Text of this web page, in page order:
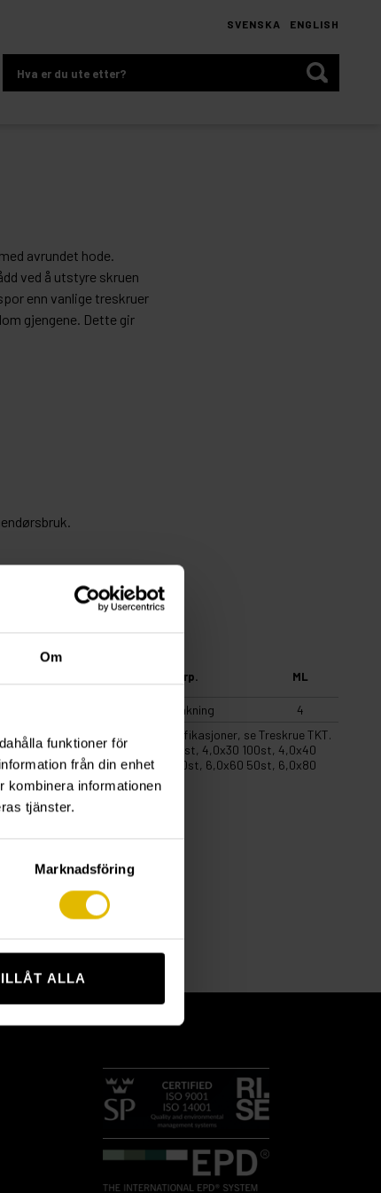
Om
funktioner för
från din enhet
kombinera informationen
tjänster.
Marknadsföring
ALLA
du
SVENSKA ENGLISH
avrundet hode.
ved å utstyre skruen
enn vanlige treskruer
gjengene. Dette gir
Forp. ML
Forpakning
4
er inkludert. For tekniske spesifikasjoner, se Treskrue TKT.
150st, 3,5x35 115st, 4,0x25 130st, 4,0x30 100st, 4,0x40
100st, 5,0x50 80st, 5,0x60 60st, 6,0x60 50st, 6,0x80